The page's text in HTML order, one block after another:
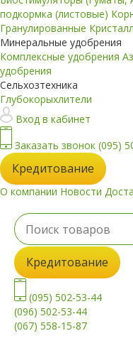
подкормка (листовые)
Гранулированные
Минеральные удобрения
Комплексные удобрения
удобрения
Сельхозтехника
Глубокорыхлители
Вход в кабинет
Заказать звонок (095)
Кредитование
О компании Новости
Кредитование
(095) 502-53-44
(096) 502-53-44
(067) 558-15-87